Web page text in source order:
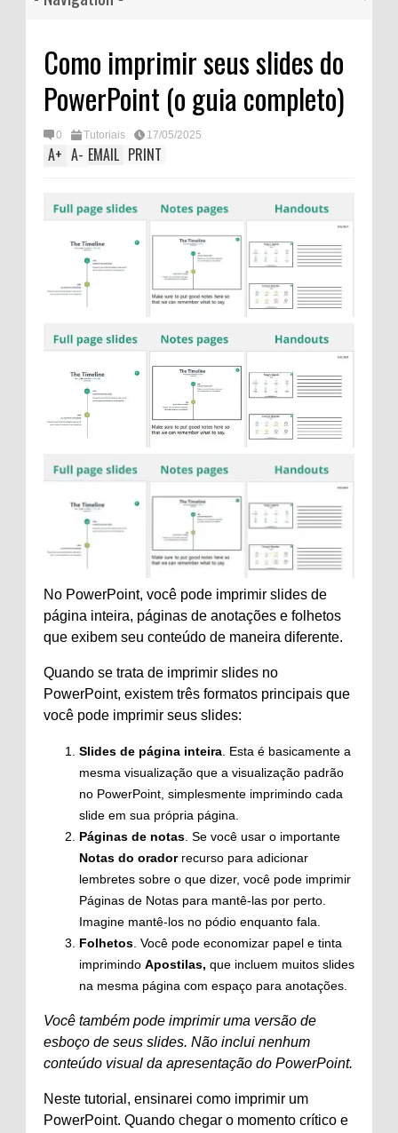
Como imprimir seus slides do
PowerPoint (o guia completo)
0 Tutoriais 17/05/2025
A+ A- EMAIL PRINT
No PowerPoint, você pode imprimir slides de
página inteira, páginas de anotações e folhetos
que exibem seu conteúdo de maneira diferente.
Quando se trata de imprimir slides no
PowerPoint, existem três formatos principais que
você pode imprimir seus slides:
Slides de página inteira . Esta é basicamente a
mesma visualização que a visualização padrão
no PowerPoint, simplesmente imprimindo cada
slide em sua própria página.
Páginas de notas . Se você usar o importante
Notas do orador recurso para adicionar
lembretes sobre o que dizer, você pode imprimir
Páginas de Notas para mantê-las por perto.
Imagine mantê-los no pódio enquanto fala.
Folhetos . Você pode economizar papel e tinta
imprimindo Apostilas, que incluem muitos slides
na mesma página com espaço para anotações.
Você também pode imprimir uma versão de
esboço de seus slides. Não inclui nenhum
conteúdo visual da apresentação do PowerPoint.
Neste tutorial, ensinarei como imprimir um
PowerPoint. Quando chegar o momento crítico e